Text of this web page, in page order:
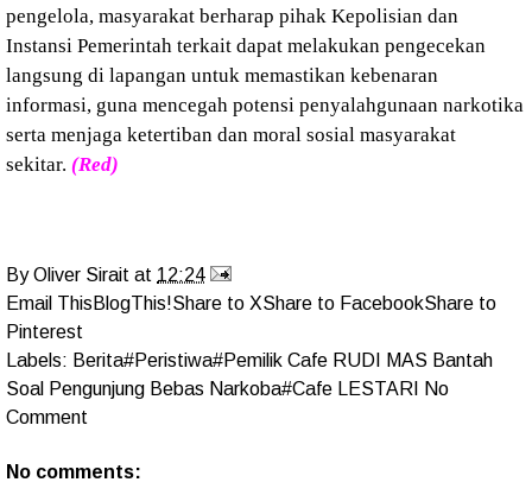
pengelola, masyarakat berharap pihak Kepolisian dan
Instansi Pemerintah terkait dapat melakukan pengecekan
langsung di lapangan untuk memastikan kebenaran
informasi, guna mencegah potensi penyalahgunaan narkotika
serta menjaga ketertiban dan moral sosial masyarakat
sekitar. (Red)
ByOliver Sirait at 12:24
Email This BlogThis!Share to XShare to FacebookShare to
Pinterest
Labels: Berita#Peristiwa#Pemilik Cafe RUDI MAS Bantah
Soal Pengunjung Bebas Narkoba#Cafe LESTARI No
Comment
No comments: